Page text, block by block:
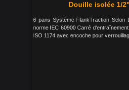
Douille isolée 1/
6 pans Système FlankTraction Selon
norme IEC 60900 Carré
ISO 1174 avec encoche pour